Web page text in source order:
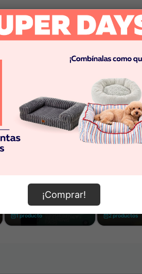
¡Comprar!